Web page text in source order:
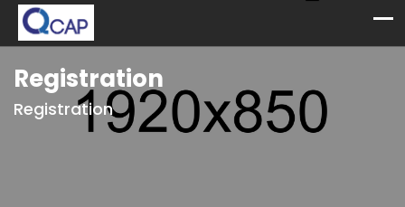
Registration
Registration